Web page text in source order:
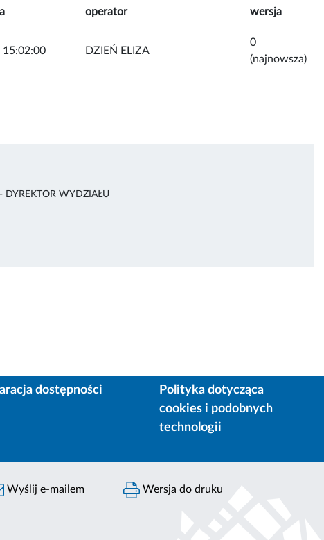
operator wersja
DZIEŃ ELIZA
0
(najnowsza)
DYREKTOR WYDZIAŁU
dostępności
Polityka dotycząca
cookies i podobnych
technologii
Wyślij e-mailem Wersja do druku